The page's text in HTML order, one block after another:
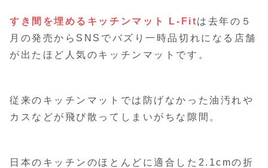
すき間を埋めるキッチンマット L-Fitは去年の５
月の発売からSNSでバズり一時品切れになる店舗
が出たほど人気のキッチンマットです。
従来のキッチンマットでは防げなかった油汚れや
カスなどが飛び散ってしまいがちな隙間。
日本のキッチンのほとんどに適合した2.1cmの折